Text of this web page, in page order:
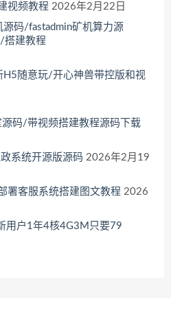
视频教程 2026年2月22日
码/fastadmin矿机算力源
搭建教程
随意玩/开心神兽带控版和视
码/带视频搭建教程源码下载
系统开源版源码 2026年2月19
署客服系统搭建图文教程 2026
用户1年4核4G3M只要79